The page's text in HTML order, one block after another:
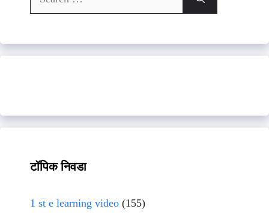
for:
टॉपिक निवडा
1 st e learning video (155)